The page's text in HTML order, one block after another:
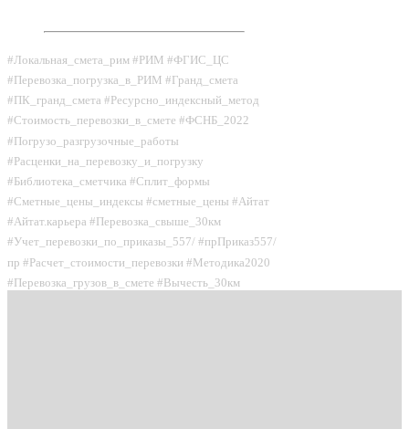
#Локальная_смета_рим #РИМ #ФГИС_ЦС
#Перевозка_погрузка_в_РИМ #Гранд_смета
#ПК_гранд_смета #Ресурсно_индексный_метод
#Стоимость_перевозки_в_смете #ФСНБ_2022
#Погрузо_разгрузочные_работы
#Расценки_на_перевозку_и_погрузку
#Библиотека_сметчика #Сплит_формы
#Сметные_цены_индексы #сметные_цены #Айтат
#Айтат.карьера #Перевозка_свыше_30км
#Учет_перевозки_по_приказы_557/ #прПриказ557/
пр #Расчет_стоимости_перевозки #Методика2020
#Перевозка_грузов_в_смете #Вычесть_30км